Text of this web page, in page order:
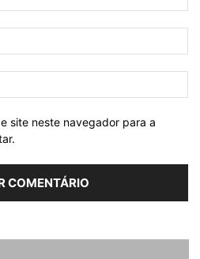
site neste navegador para a